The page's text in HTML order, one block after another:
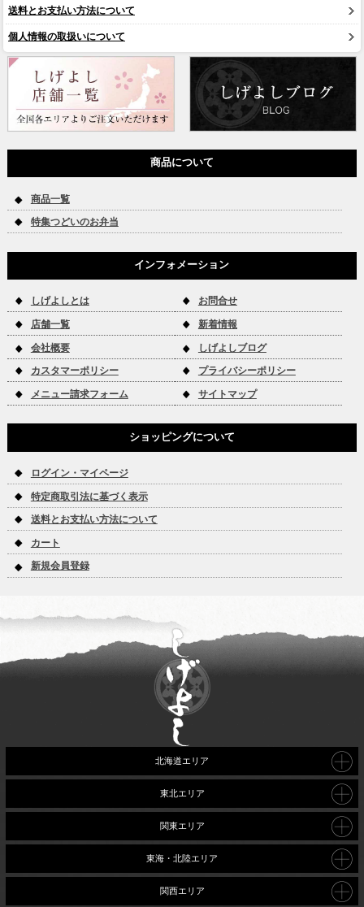
送料とお支払い方法について
個人情報の取扱いについて
商品について
商品一覧
特集つどいのお弁当
インフォメーション
しげよしとは お問合せ
店舗一覧 新着情報
会社概要 しげよしブログ
カスタマーポリシー プライバシーポリシー
メニュー請求フォーム サイトマップ
ショッピングについて
ログイン・マイページ
特定商取引法に基づく表示
送料とお支払い方法について
カート
新規会員登録
北海道エリア
東北エリア
関東エリア
東海・北陸エリア
関西エリア